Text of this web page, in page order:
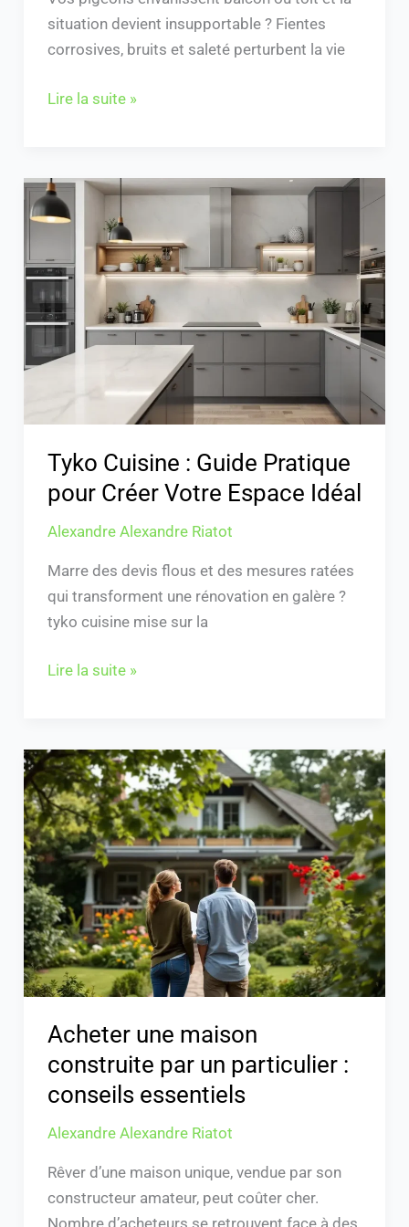
situation devient insupportable ? Fientes
corrosives, bruits et saleté perturbent la vie
Lire la suite »
Tyko Cuisine : Guide Pratique
pour Créer Votre Espace Idéal
Alexandre Alexandre Riatot
Marre des devis flous et des mesures ratées
qui transforment une rénovation en galère ?
tyko cuisine mise sur la
Tyko
Cuisine
Guide
Pratique
pour
Créer
Votre
Lire la suite »
Acheter une maison
construite par un particulier :
conseils essentiels
Alexandre Alexandre Riatot
Rêver d’une maison unique, vendue par son
constructeur amateur, peut coûter cher.
Acheter
une
maison
construite
par
un
particulier
:
conseils
essentiels